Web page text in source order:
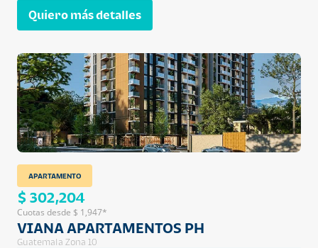
Quiero más detalles
APARTAMENTO
$ 302,204
Cuotas desde $ 1,947*
VIANA APARTAMENTOS PH
Guatemala Zona 10